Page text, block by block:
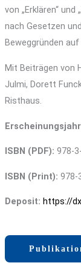
von „Erklären“
nach Gesetzen
Beweggründen
Mit Beiträgen von
Julmi, Dorett
Risthaus.
ISBN (PDF): 978-
ISBN (Print): 978-
Deposit: https://